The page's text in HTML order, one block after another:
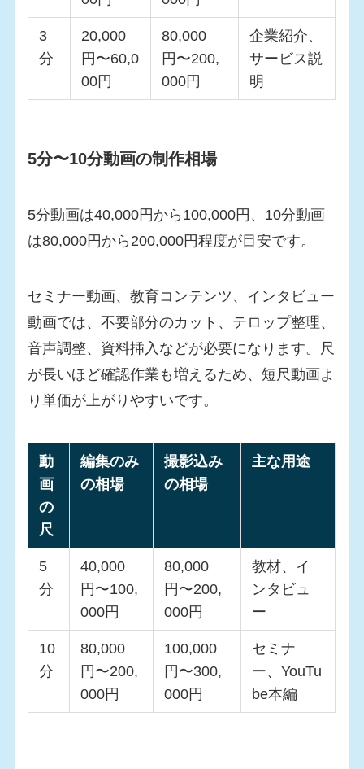
3
分
20,000
円〜60,0
00円
80,000
円〜200,
000円
企業紹介、
サービス説
明
5分〜10分動画の制作相場
5分動画は40,000円から100,000円、10分動画
は80,000円から200,000円程度が目安です。
セミナー動画、教育コンテンツ、インタビュー
動画では、不要部分のカット、テロップ整理、
音声調整、資料挿入などが必要になります。尺
が長いほど確認作業も増えるため、短尺動画よ
り単価が上がりやすいです。
動
画
の
尺
編集のみ
の相場
撮影込み
の相場
主な用途
5
分
40,000
円〜100,
000円
80,000
円〜200,
000円
教材、イ
ンタビュ
ー
10
分
80,000
円〜200,
000円
100,000
円〜300,
000円
セミナ
ー、YouTu
be本編